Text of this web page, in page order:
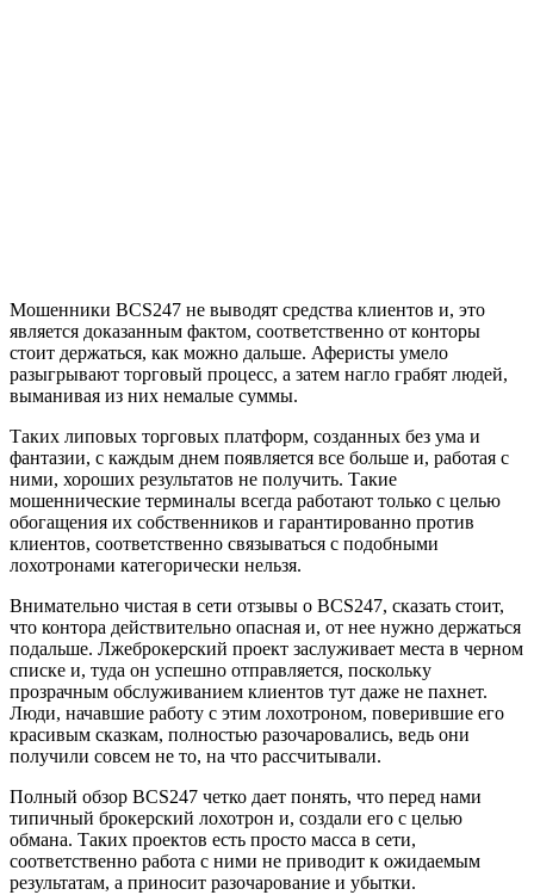
Мошенники BCS247 не выводят средства клиентов и, это
является доказанным фактом, соответственно от конторы
стоит держаться, как можно дальше. Аферисты умело
разыгрывают торговый процесс, а затем нагло грабят людей,
выманивая из них немалые суммы.
Таких липовых торговых платформ, созданных без ума и
фантазии, с каждым днем появляется все больше и, работая с
ними, хороших результатов не получить. Такие
мошеннические терминалы всегда работают только с целью
обогащения их собственников и гарантированно против
клиентов, соответственно связываться с подобными
лохотронами категорически нельзя.
Внимательно чистая в сети отзывы о BCS247, сказать стоит,
что контора действительно опасная и, от нее нужно держаться
подальше. Лжеброкерский проект заслуживает места в черном
списке и, туда он успешно отправляется, поскольку
прозрачным обслуживанием клиентов тут даже не пахнет.
Люди, начавшие работу с этим лохотроном, поверившие его
красивым сказкам, полностью разочаровались, ведь они
получили совсем не то, на что рассчитывали.
Полный обзор BCS247 четко дает понять, что перед нами
типичный брокерский лохотрон и, создали его с целью
обмана. Таких проектов есть просто масса в сети,
соответственно работа с ними не приводит к ожидаемым
результатам, а приносит разочарование и убытки.